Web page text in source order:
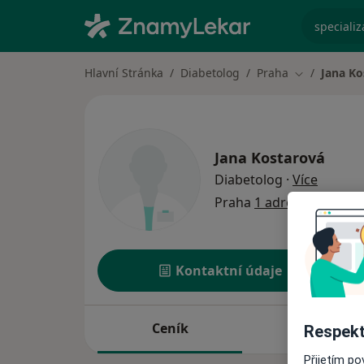
Hlavní Stránka Diabetolog Praha ZměnaJana
Jana Kostarová
Diabetolog · Víceo
Praha 1 adresa
Kontaktní údaje
Ceník Adresy
Přijetím